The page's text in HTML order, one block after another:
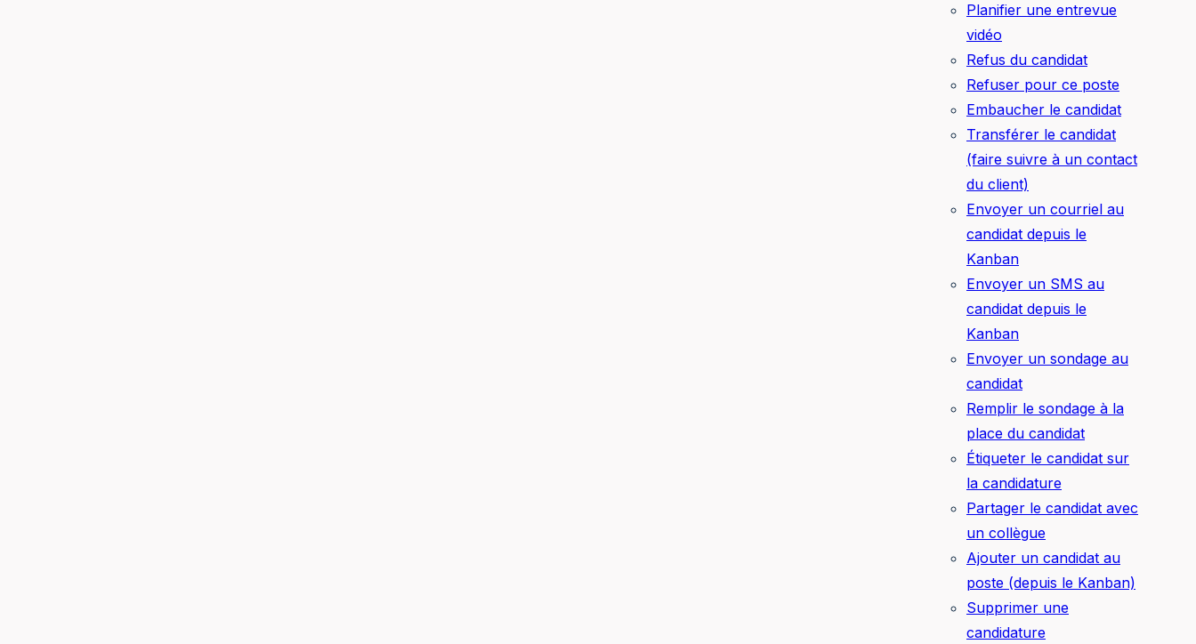
Planifier une entrevue
vidéo
Refus du candidat
Refuser pour ce poste
Embaucher le candidat
Transférer le candidat
(faire suivre à un contact
du client)
Envoyer un courriel au
candidat depuis le
Kanban
Envoyer un SMS au
candidat depuis le
Kanban
Envoyer un sondage au
candidat
Remplir le sondage à la
place du candidat
Étiqueter le candidat sur
la candidature
Partager le candidat avec
un collègue
Ajouter un candidat au
poste (depuis le Kanban)
Supprimer une
candidature